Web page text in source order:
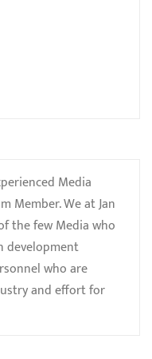
Media
Member. We at Jan
the few Media who
development
who are
and effort for